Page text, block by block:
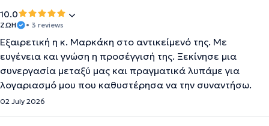
10.0
ΖΩΗ • 3 reviews
Εξαιρετική η κ. Μαρκάκη στο αντικείμενό της. Με
ευγένεια και γνώση η προσέγγισή της. Ξεκίνησε μια
συνεργασία μεταξύ μας και πραγματικά λυπάμε για
λογαριασμό μου που καθυστέρησα να την συναντήσω.
02 July 2026